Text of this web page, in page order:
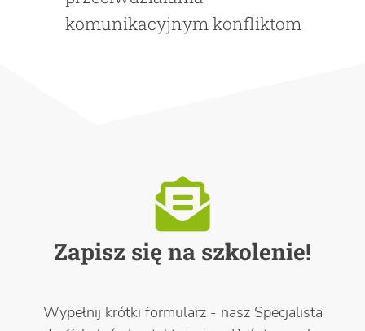
komunikacyjnym konfliktom
Zapisz się na szkolenie!
Wypełnij krótki formularz - nasz Specjalista